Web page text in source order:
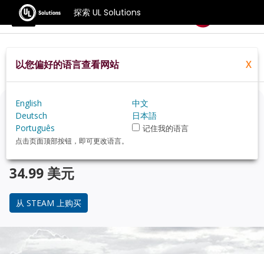
探索 UL Solutions
基准测试
Home Zh Hans Compare
正在考虑升级？
使用 3DMark 游戏玩家的基准测试，来了解您的 PC 与 受
欢迎的 CPU 在性能上的对比。
34.99 美元
从 STEAM 上购买
以您偏好的语言查看网站 X
English
中文
Deutsch
日本語
Português
记住我的语言
点击页面顶部按钮，即可更改语言。